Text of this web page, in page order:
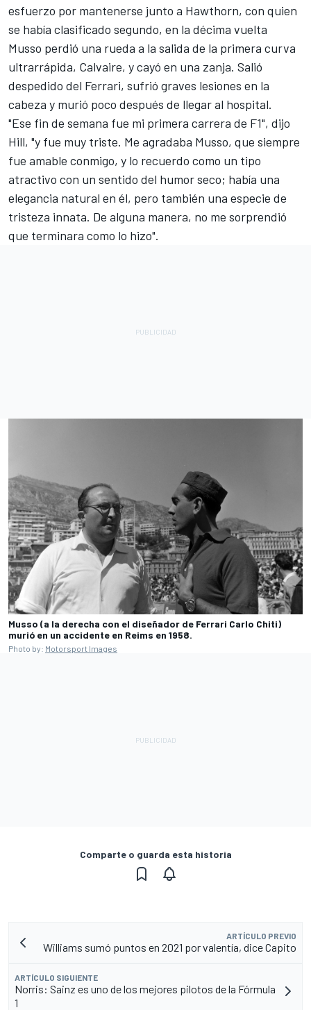
esfuerzo por mantenerse junto a Hawthorn, con quien
se había clasificado segundo, en la décima vuelta
Musso perdió una rueda a la salida de la primera curva
ultrarrápida, Calvaire, y cayó en una zanja. Salió
despedido del Ferrari, sufrió graves lesiones en la
cabeza y murió poco después de llegar al hospital.
"Ese fin de semana fue mi primera carrera de F1", dijo
Hill, "y fue muy triste. Me agradaba Musso, que siempre
fue amable conmigo, y lo recuerdo como un tipo
atractivo con un sentido del humor seco; había una
elegancia natural en él, pero también una especie de
tristeza innata. De alguna manera, no me sorprendió
que terminara como lo hizo".
Musso (a la derecha con el diseñador de Ferrari Carlo Chiti)
murió en un accidente en Reims en 1958.
Photo by: Motorsport Images
Comparte o guarda esta historia
ARTÍCULO PREVIO
Williams sumó puntos en 2021 por valentía, dice Capito
ARTÍCULO SIGUIENTE
Norris: Sainz es uno de los mejores pilotos de la Fórmula
1